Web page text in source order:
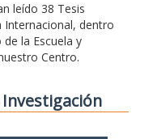
leído 38 Tesis
dentro
la Escuela y
Centro.